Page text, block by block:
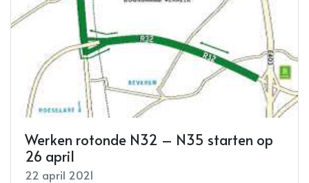
Werken rotonde N32 – N35 starten op
26 april
22 april 2021